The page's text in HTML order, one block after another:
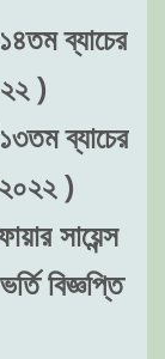
ব্যাচের
)
ব্যাচের
)
সায়েন্স
বিজ্ঞপ্তি